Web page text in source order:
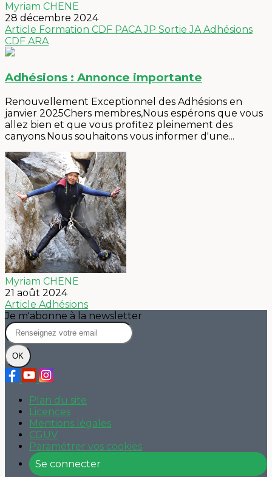
Myriam CHENE
28 décembre 2024
Article Formation CDF PACAJP SortieJAAdhésions
CDF ARA
Adhésions : Annonce importante
Renouvellement Exceptionnel des Adhésions en
janvier 2025Chers membres,Nous espérons que vous
allez bien et que vous profitez pleinement des
canyons.Nous souhaitons vous informer d'une...
Myriam CHENE
21 août 2024
Article Adhésions
Je m'abonne à la newsletter
OK
Plan du site
Licences
Mentions légales
CGUV
Paramétrer vos cookies
Se connecter